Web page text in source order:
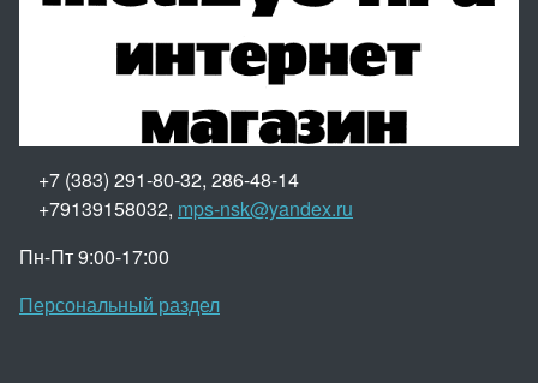
+7 (383) 291-80-32, 286-48-14
+79139158032, mps-nsk@yandex.ru
Пн-Пт 9:00-17:00
Персональный раздел